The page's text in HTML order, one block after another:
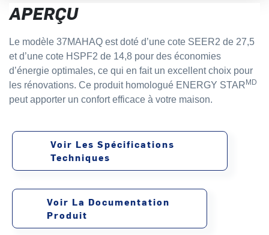
APERÇU
Le modèle 37MAHAQ est doté d’une cote SEER2 de 27,5
et d’une cote HSPF2 de 14,8 pour des économies
d’énergie optimales, ce qui en fait un excellent choix pour
les rénovations. Ce produit homologué ENERGY STARMD
peut apporter un confort efficace à votre maison.
Voir Les Spécifications
Techniques
Voir La Documentation
Produit